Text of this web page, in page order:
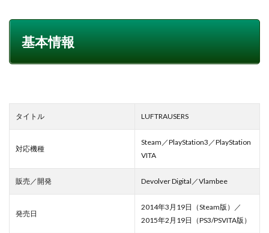
基本情報
タイトル LUFTRAUSERS
対応機種
Steam／PlayStation3／PlayStation
VITA
販売／開発 Devolver Digital／Vlambee
発売日
2014年3月19日（Steam版）／
2015年2月19日（PS3/PSVITA版）